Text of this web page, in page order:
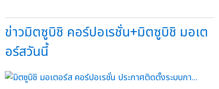
ข่าวมิตซูบิชิ คอร์ปอเรชั่น+มิตซูบิชิ มอเต
อร์สวันนี้